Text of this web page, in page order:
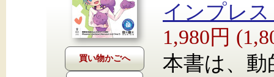
インプレス
1,980円
本書は、